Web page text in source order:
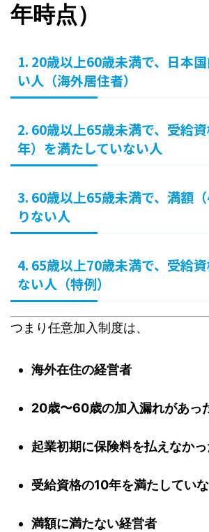
年時点）
1. 20歳以上60歳未満で、日本
い人（海外居住者）
2. 60歳以上65歳未満で、受給
年）を満たしていない人
3. 60歳以上65歳未満で、満額
りない人
4. 65歳以上70歳未満で、受給
ない人（特例）
つまり任意加入制度は、
海外在住の経営者
20歳〜60歳の加入漏れがあっ
起業初期に保険料を払えなか
受給資格の10年を満たしてい
満額に満たない経営者